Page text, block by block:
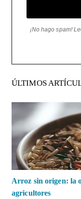
¡No hago spam!
ÚLTIMOS
Arroz sin origen: la
agricultores